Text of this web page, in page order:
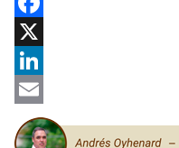
Facebook
X
LinkedIn
Email